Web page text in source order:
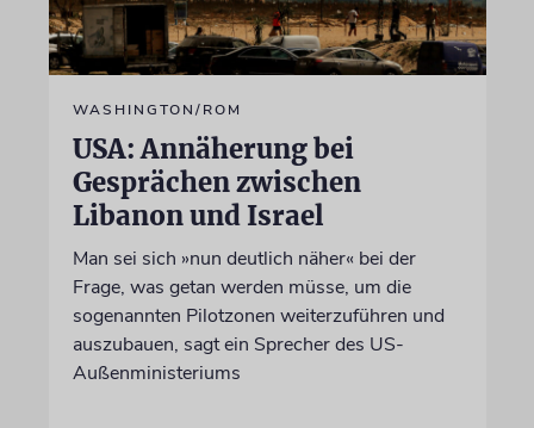
WASHINGTON/ROM
USA: Annäherung bei
Gesprächen zwischen
Libanon und Israel
Man sei sich »nun deutlich näher« bei der
Frage, was getan werden müsse, um die
sogenannten Pilotzonen weiterzuführen und
auszubauen, sagt ein Sprecher des US-
Außenministeriums